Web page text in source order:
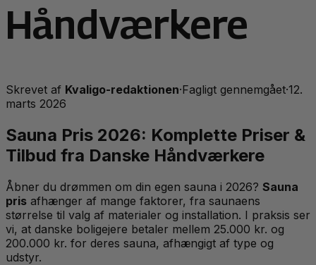
Håndværkere
Skrevet af Kvaligo-redaktionen·Fagligt gennemgået·12.
marts 2026
Sauna Pris 2026: Komplette Priser &
Tilbud fra Danske Håndværkere
Åbner du drømmen om din egen sauna i 2026? Sauna
pris afhænger af mange faktorer, fra saunaens
størrelse til valg af materialer og installation. I praksis ser
vi, at danske boligejere betaler mellem 25.000 kr. og
200.000 kr. for deres sauna, afhængigt af type og
udstyr.